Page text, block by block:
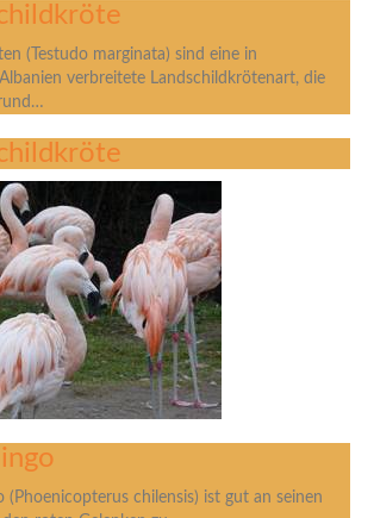
(Testudo marginata) sind eine in
verbreitete Landschildkrötenart, die
(Phoenicopterus chilensis) ist gut an seinen